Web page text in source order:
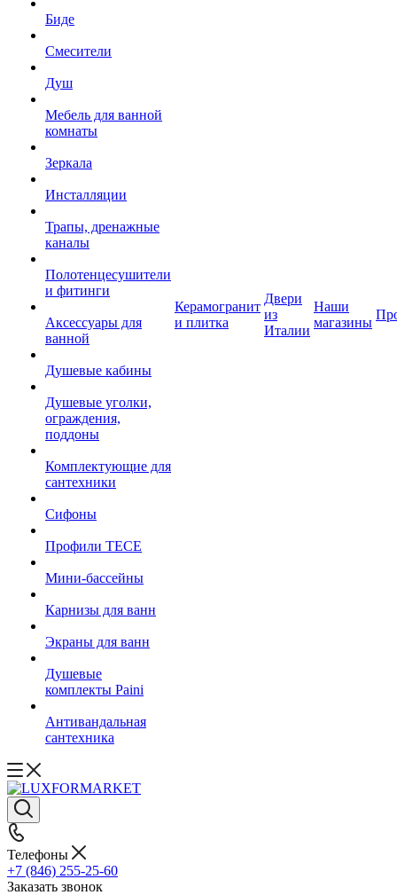
Биде
Смесители
Душ
Мебель для ванной
комнаты
Зеркала
Инсталляции
Трапы, дренажные
каналы
Полотенцесушители
и фитинги
Аксессуары для
ванной
Душевые кабины
Душевые уголки,
ограждения,
поддоны
Комплектующие для
сантехники
Сифоны
Профили TECE
Мини-бассейны
Карнизы для ванн
Экраны для ванн
Душевые
комплекты Paini
Антивандальная
сантехника
Керамогранит
и плитка
Двери
из
Италии
Наши
магазины
Телефоны
+7 (846) 255-25-60
Заказать звонок